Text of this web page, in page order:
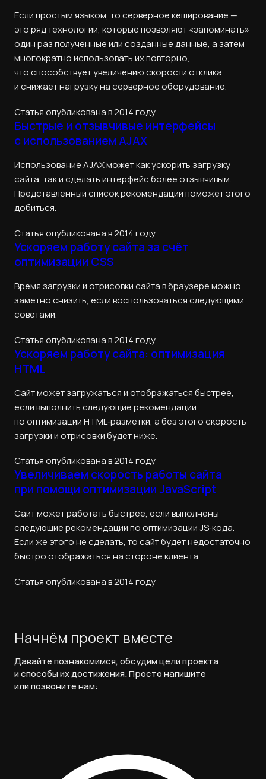
Если простым языком, то серверное кеширование —
это ряд технологий, которые позволяют «запоминать»
один раз полученные или созданные данные, а затем
многократно использовать их повторно,
что способствует увеличению скорости отклика
и снижает нагрузку на серверное оборудование.
Статья опубликована в 2014 году
Быстрые и отзывчивые интерфейсы
с использованием AJAX
Использование AJAX может как ускорить загрузку
сайта, так и сделать интерфейс более отзывчивым.
Представленный список рекомендаций поможет этого
добиться.
Статья опубликована в 2014 году
Ускоряем работу сайта за счёт
оптимизации CSS
Время загрузки и отрисовки сайта в браузере можно
заметно снизить, если воспользоваться следующими
советами.
Статья опубликована в 2014 году
Ускоряем работу сайта: оптимизация
HTML
Сайт может загружаться и отображаться быстрее,
если выполнить следующие рекомендации
по оптимизации HTML‑разметки, а без этого скорость
загрузки и отрисовки будет ниже.
Статья опубликована в 2014 году
Увеличиваем скорость работы сайта
при помощи оптимизации JavaScript
Сайт может работать быстрее, если выполнены
следующие рекомендации по оптимизации JS‑кода.
Если же этого не сделать, то сайт будет недостаточно
быстро отображаться на стороне клиента.
Статья опубликована в 2014 году
Начнём проект вместе
Давайте познакомимся, обсудим цели проекта
и способы их достижения. Просто напишите
или позвоните нам: